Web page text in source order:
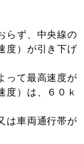
らず、中央線の
度）が引き下げ
って最高速度が
度）は、６０ｋ
は車両通行帯が